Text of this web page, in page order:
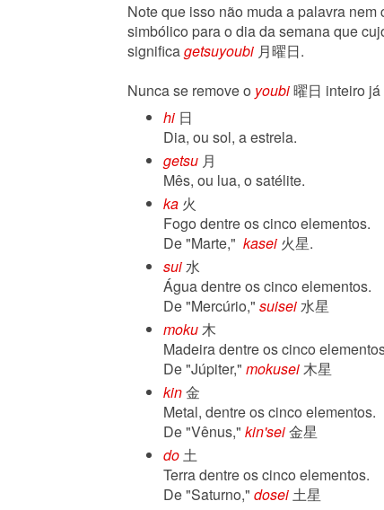
Note que isso não muda a palavra
simbólico para o dia da semana que
significagetsuyoubi 月曜日.
Nunca se remove o youbi曜日 inteiro
hi 日
Dia, ou sol, a estrela.
getsu 月
Mês, ou lua, o satélite.
ka 火
Fogo dentre os cinco elementos.
De "Marte," kasei 火星.
sui水
Água dentre os cinco elementos.
De "Mercúrio," suisei水星
moku木
Madeira dentre os cinco
De "Júpiter," mokusei木星
kin金
Metal, dentre os cinco elementos.
De "Vênus," kin'sei金星
do土
Terra dentre os cinco elementos.
De "Saturno," dosei土星